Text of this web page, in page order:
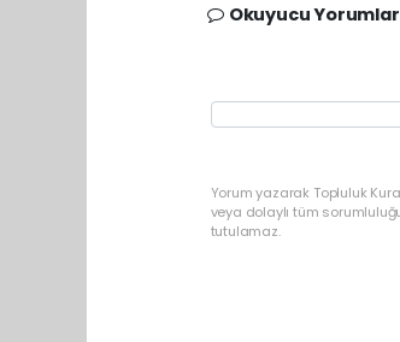
Okuyucu
Yorum yazarak Topluluk
veya dolaylı tüm
tutulamaz.